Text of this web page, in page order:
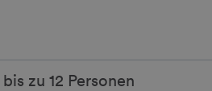
zu 12 Personen